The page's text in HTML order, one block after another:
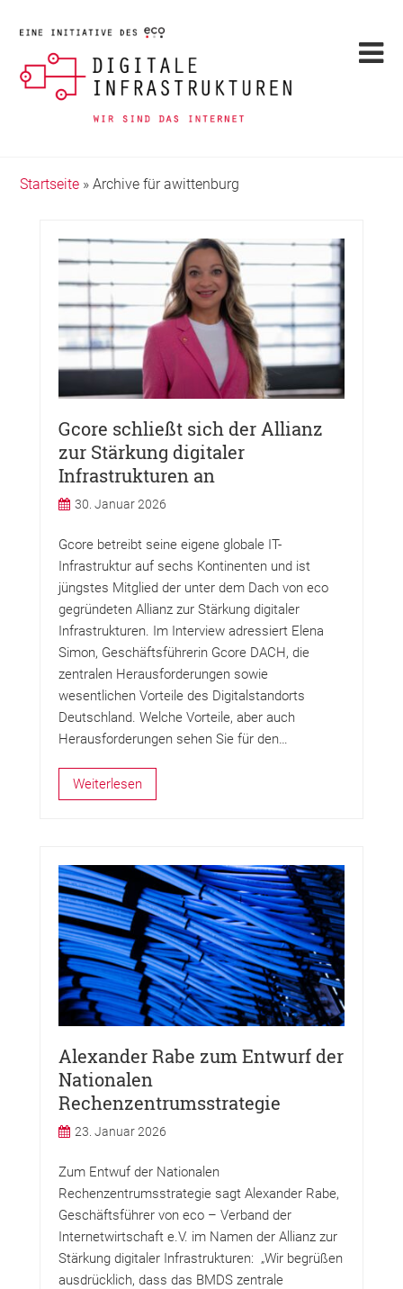
Startseite »Archive für awittenburg
Gcore schließt sich der Allianz
zur Stärkung digitaler
Infrastrukturen an
30. Januar 2026
Gcore betreibt seine eigene globale IT-
Infrastruktur auf sechs Kontinenten und ist
jüngstes Mitglied der unter dem Dach von eco
gegründeten Allianz zur Stärkung digitaler
Infrastrukturen. Im Interview adressiert Elena
Simon, Geschäftsführerin Gcore DACH, die
zentralen Herausforderungen sowie
wesentlichen Vorteile des Digitalstandorts
Deutschland. Welche Vorteile, aber auch
Herausforderungen sehen Sie für den…
Weiterlesen
Alexander Rabe zum Entwurf der
Nationalen
Rechenzentrumsstrategie
23. Januar 2026
Zum Entwuf der Nationalen
Rechenzentrumsstrategie sagt Alexander Rabe,
Geschäftsführer von eco – Verband der
Internetwirtschaft e.V. im Namen der Allianz zur
Stärkung digitaler Infrastrukturen: „Wir begrüßen
ausdrücklich, dass das BMDS zentrale